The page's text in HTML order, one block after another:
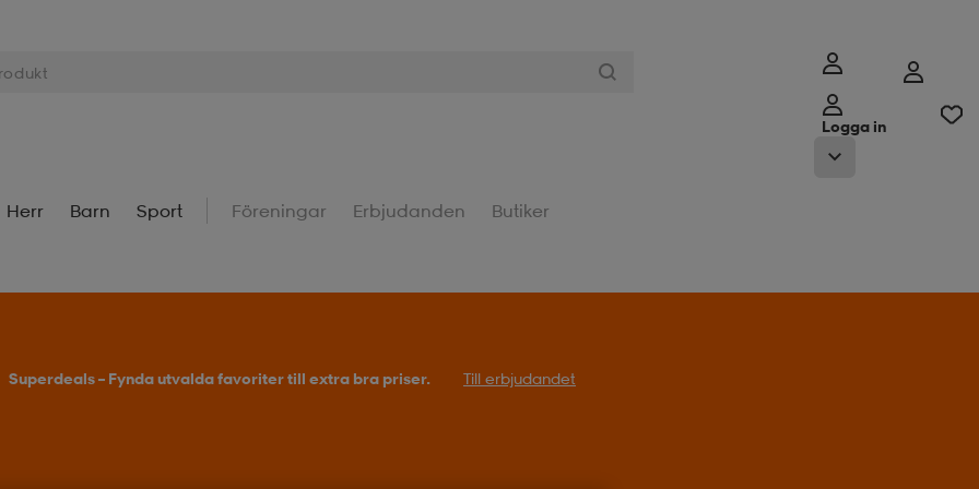
Logga in
Herr Barn Sport Föreningar Erbjudanden Butiker
Superdeals – Fynda utvalda favoriter till extra bra priser. Till erbjudandet